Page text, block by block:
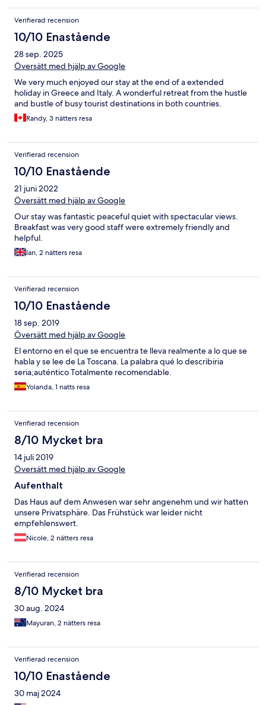
Verifierad recension
10/10 Enastående
28 sep. 2025
Översätt med hjälp av Google
We very much enjoyed our stay at the end of a extended
holiday in Greece and Italy. A wonderful retreat from the hustle
and bustle of busy tourist destinations in both countries.
Randy, 3 nätters resa
Verifierad recension
10/10 Enastående
21 juni 2022
Översätt med hjälp av Google
Our stay was fantastic peaceful quiet with spectacular views.
Breakfast was very good staff were extremely friendly and
helpful.
Ian, 2 nätters resa
Verifierad recension
10/10 Enastående
18 sep. 2019
Översätt med hjälp av Google
El entorno en el que se encuentra te lleva realmente a lo que se
habla y se lee de La Toscana. La palabra qué lo describiria
seria;auténtico Totalmente recomendable.
Yolanda, 1 natts resa
Verifierad recension
8/10 Mycket bra
14 juli 2019
Översätt med hjälp av Google
Aufenthalt
Das Haus auf dem Anwesen war sehr angenehm und wir hatten
unsere Privatsphäre. Das Frühstück war leider nicht
empfehlenswert.
Nicole, 2 nätters resa
Verifierad recension
8/10 Mycket bra
30 aug. 2024
Mayuran, 2 nätters resa
Verifierad recension
10/10 Enastående
30 maj 2024